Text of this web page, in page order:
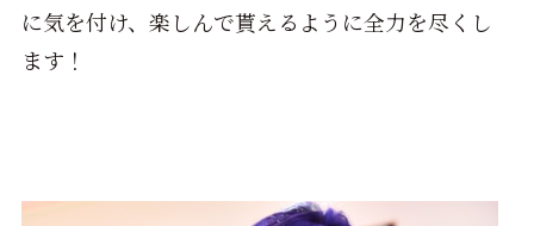
に気を付け、楽しんで貰えるように全力を尽くし
ます！